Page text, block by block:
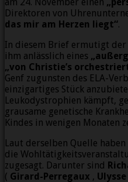
Direktoren von
das mir am Herzen liegt“.
In diesem Brief ermutigt der
ihm anlässlich eines
„von Christie’s
Genf zugunsten des ELA-
einzigartiges Stück
Leukodystrophien kämpft,
grausame genetische
Kindes in wenigen Monaten
Laut derselben Quelle
die
zugesagt. Darunter sind
( Girard-Perregaux ,